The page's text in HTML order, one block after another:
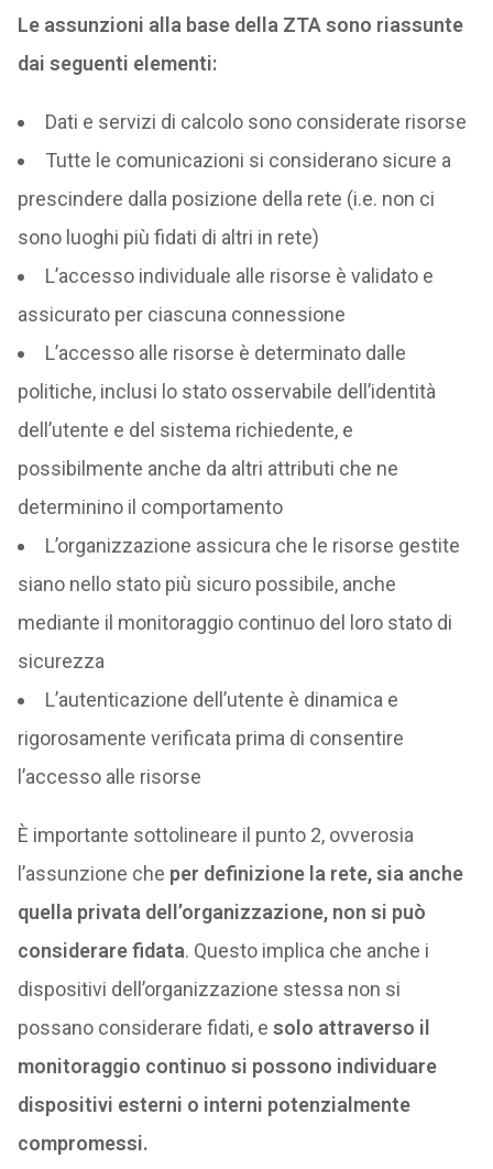
Le assunzioni alla base della ZTA sono riassunte
dai seguenti elementi:
Dati e servizi di calcolo sono considerate risorse
Tutte le comunicazioni si considerano sicure a
prescindere dalla posizione della rete (i.e. non ci
sono luoghi più fidati di altri in rete)
L’accesso individuale alle risorse è validato e
assicurato per ciascuna connessione
L’accesso alle risorse è determinato dalle
politiche, inclusi lo stato osservabile dell’identità
dell’utente e del sistema richiedente, e
possibilmente anche da altri attributi che ne
determinino il comportamento
L’organizzazione assicura che le risorse gestite
siano nello stato più sicuro possibile, anche
mediante il monitoraggio continuo del loro stato di
sicurezza
L’autenticazione dell’utente è dinamica e
rigorosamente verificata prima di consentire
l’accesso alle risorse
È importante sottolineare il punto 2, ovverosia
l’assunzione che per definizione la rete, sia anche
quella privata dell’organizzazione, non si può
considerare fidata. Questo implica che anche i
dispositivi dell’organizzazione stessa non si
possano considerare fidati, e solo attraverso il
monitoraggio continuo si possono individuare
dispositivi esterni o interni potenzialmente
compromessi.